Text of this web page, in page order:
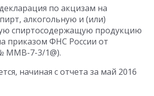
по акцизам на
алкогольную и (или)
спиртосодержащую продукцию
приказом ФНС России от
ММВ-7-3/1@).
начиная с отчета за май 2016